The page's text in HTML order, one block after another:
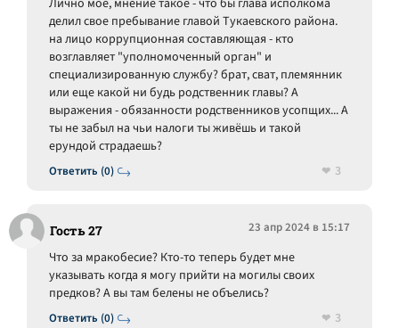
Ответить (0)
Лично мое, мнение такое - что бы глава исполкома
делил свое пребывание главой Тукаевского района.
на лицо коррупционная составляющая - кто
возглавляет "уполномоченный орган" и
специализированную службу? брат, сват, племянник
или еще какой ни будь родственник главы? А
выражения - обязанности родственников усопщих... А
ты не забыл на чьи налоги ты живёшь и такой
ерундой страдаешь?
3
Гость 27 23 апр 2024 в 15:17
Ответить (0)
Что за мракобесие? Кто-то теперь будет мне
указывать когда я могу прийти на могилы своих
предков? А вы там белены не объелись?
3